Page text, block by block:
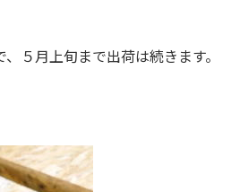
５月上旬まで出荷は続きます。